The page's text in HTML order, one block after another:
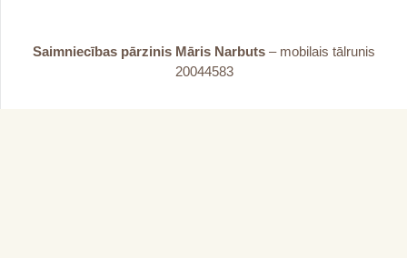
Saimniecības pārzinis Māris Narbuts – mobilais tālrunis
20044583